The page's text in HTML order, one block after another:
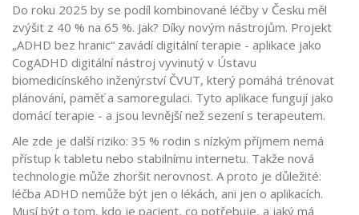
Do roku 2025 by se podíl kombinované léčby v Česku měl
zvýšit z 40 % na 65 %. Jak? Díky novým nástrojům. Projekt
„ADHD bez hranic“ zavádí digitální terapie - aplikace jako
CogADHD digitální nástroj vyvinutý v Ústavu
biomedicínského inženýrství ČVUT, který pomáhá trénovat
plánování, paměť a samoregulaci. Tyto aplikace fungují jako
domácí terapie - a jsou levnější než sezení s terapeutem.
Ale zde je další riziko: 35 % rodin s nízkým příjmem nemá
přístup k tabletu nebo stabilnímu internetu. Takže nová
technologie může zhoršit nerovnost. A proto je důležité:
léčba ADHD nemůže být jen o lékách, ani jen o aplikacích.
Musí být o tom, kdo je pacient, co potřebuje, a jaký má